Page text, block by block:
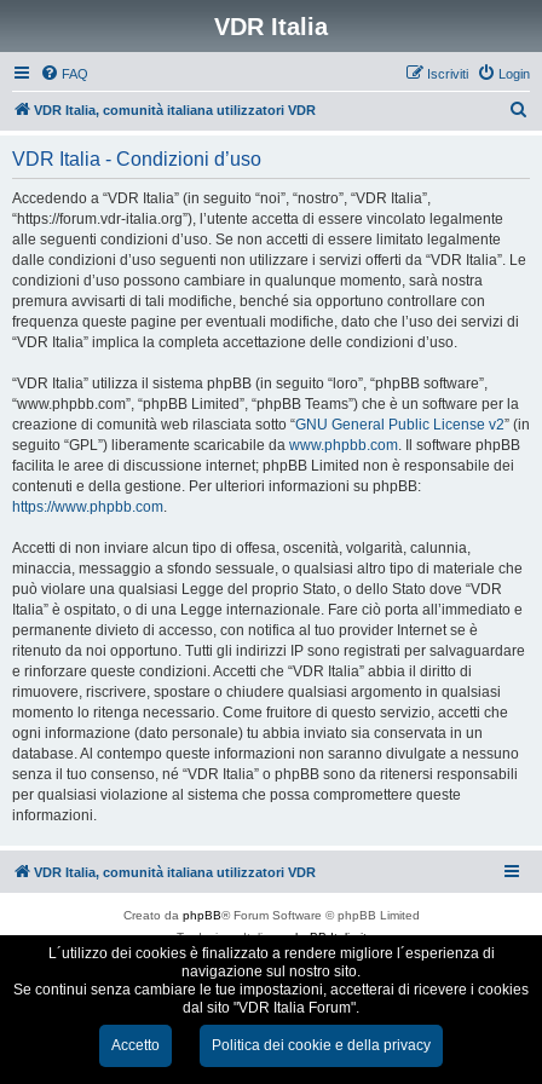
VDR Italia
FAQ Login
Iscriviti
VDR Italia, comunità italiana utilizzatori VDR
VDR Italia - Condizioni d’uso
Accedendo a “VDR Italia” (in seguito “noi”, “nostro”, “VDR Italia”,
“https://forum.vdr-italia.org”), l’utente accetta di essere vincolato legalmente
alle seguenti condizioni d’uso. Se non accetti di essere limitato legalmente
dalle condizioni d’uso seguenti non utilizzare i servizi offerti da “VDR Italia”. Le
condizioni d’uso possono cambiare in qualunque momento, sarà nostra
premura avvisarti di tali modifiche, benché sia opportuno controllare con
frequenza queste pagine per eventuali modifiche, dato che l’uso dei servizi di
“VDR Italia” implica la completa accettazione delle condizioni d’uso.
“VDR Italia” utilizza il sistema phpBB (in seguito “loro”, “phpBB software”,
“www.phpbb.com”, “phpBB Limited”, “phpBB Teams”) che è un software per la
creazione di comunità web rilasciata sotto “GNU General Public License v2” (in
seguito “GPL”) liberamente scaricabile da www.phpbb.com. Il software phpBB
facilita le aree di discussione internet; phpBB Limited non è responsabile dei
contenuti e della gestione. Per ulteriori informazioni su phpBB:
https://www.phpbb.com.
Accetti di non inviare alcun tipo di offesa, oscenità, volgarità, calunnia,
minaccia, messaggio a sfondo sessuale, o qualsiasi altro tipo di materiale che
può violare una qualsiasi Legge del proprio Stato, o dello Stato dove “VDR
Italia” è ospitato, o di una Legge internazionale. Fare ciò porta all’immediato e
permanente divieto di accesso, con notifica al tuo provider Internet se è
ritenuto da noi opportuno. Tutti gli indirizzi IP sono registrati per salvaguardare
e rinforzare queste condizioni. Accetti che “VDR Italia” abbia il diritto di
rimuovere, riscrivere, spostare o chiudere qualsiasi argomento in qualsiasi
momento lo ritenga necessario. Come fruitore di questo servizio, accetti che
ogni informazione (dato personale) tu abbia inviato sia conservata in un
database. Al contempo queste informazioni non saranno divulgate a nessuno
senza il tuo consenso, né “VDR Italia” o phpBB sono da ritenersi responsabili
per qualsiasi violazione al sistema che possa compromettere queste
informazioni.
VDR Italia, comunità italiana utilizzatori VDR
Creato da phpBB® Forum Software © phpBB Limited
Traduzione ItalianaphpBB-Italia.it
Cookie e Privacy
L´utilizzo dei cookies è finalizzato a rendere migliore l´esperienza di
navigazione sul nostro sito.
Se continui senza cambiare le tue impostazioni, accetterai di ricevere i cookies
dal sito "VDR Italia Forum".
Accetto Politica dei cookie e della privacy